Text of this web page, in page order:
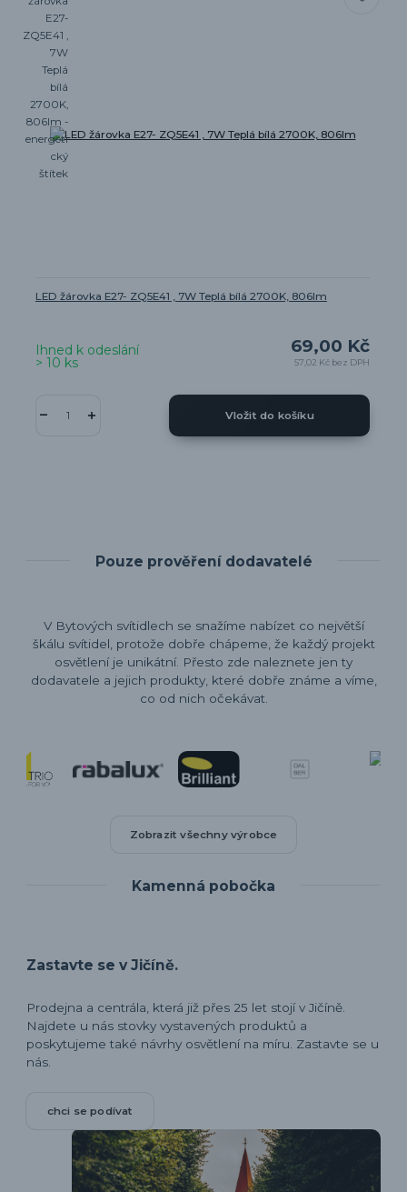
LED žárovka E27- ZQ5E41 , 7W Teplá bílá 2700K, 806lm
69,00 Kč
57,02 Kč bez DPH
Ihned k odeslání
> 10 ks
Vložit do košíku
Pouze prověření dodavatelé
V Bytových svítidlech se snažíme nabízet co největší
škálu svítidel, protože dobře chápeme, že každý projekt
osvětlení je unikátní. Přesto zde naleznete jen ty
dodavatele a jejich produkty, které dobře známe a víme,
co od nich očekávat.
Zobrazit všechny výrobce
Kamenná pobočka
Zastavte se v Jičíně.
Prodejna a centrála, která již přes 25 let stojí v Jičíně.
Najdete u nás stovky vystavených produktů a
poskytujeme také návrhy osvětlení na míru. Zastavte se u
nás.
chci se podívat